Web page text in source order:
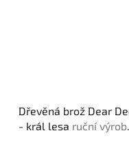
Dřevěná brož Dear
- král lesa ruční výroba